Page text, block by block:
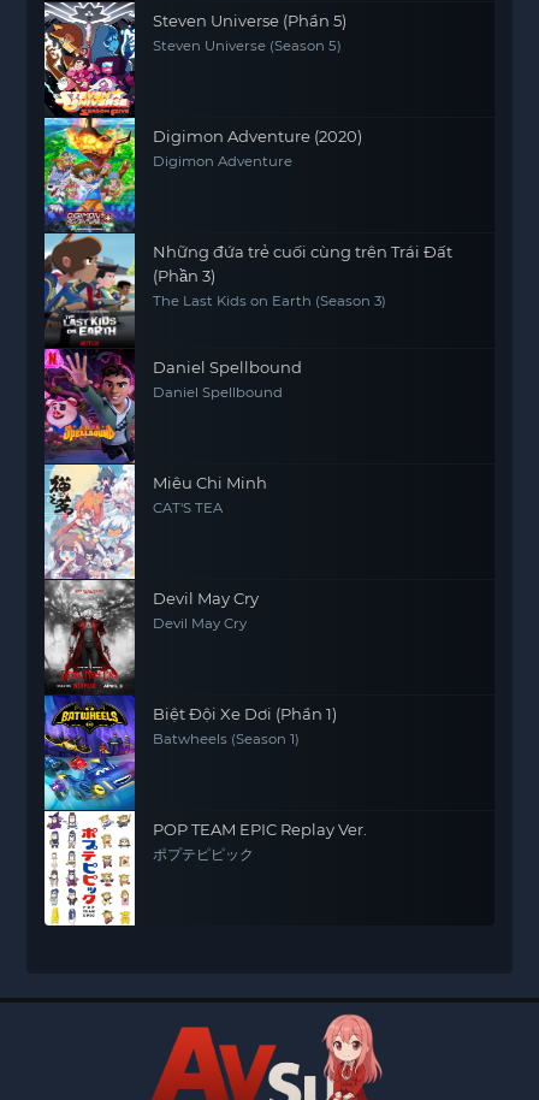
Steven Universe (Phần 5)
Steven Universe (Season 5)
Digimon Adventure (2020)
Digimon Adventure
Những đứa trẻ cuối cùng trên Trái Đất
(Phần 3)
The Last Kids on Earth (Season 3)
Daniel Spellbound
Daniel Spellbound
Miêu Chi Minh
CAT'S TEA
Devil May Cry
Devil May Cry
Biệt Đội Xe Dơi (Phần 1)
Batwheels (Season 1)
POP TEAM EPIC Replay Ver.
ポプテピピック